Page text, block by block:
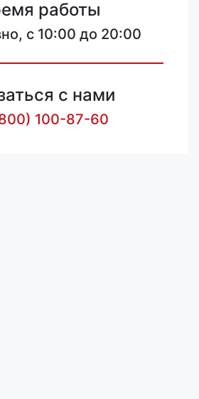
работы
с 10:00 до 20:00
с нами
100-87-60